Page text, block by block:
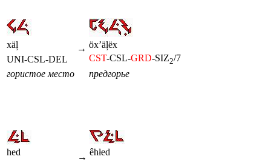
→
xäļ
öxʼäļëx
UNI-CSL-DEL
CST-CSL-GRD-SIZ2/7
гористое место
предгорье
→
hed
êhłed